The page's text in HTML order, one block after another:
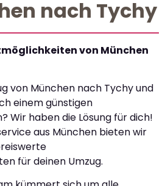
nach Tychy
von München
von München nach Tychy und
einem günstigen
Wir haben die Lösung für dich!
aus München bieten wir
für deinen Umzug.